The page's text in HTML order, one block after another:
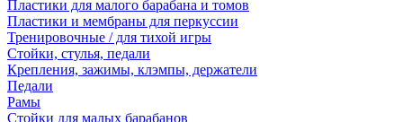
Пластики для малого барабана и томов
Пластики и мембраны для перкуссии
Тренировочные / для тихой игры
Стойки, стулья, педали
Крепления, зажимы, клэмпы, держатели
Педали
Рамы
Стойки для малых барабанов